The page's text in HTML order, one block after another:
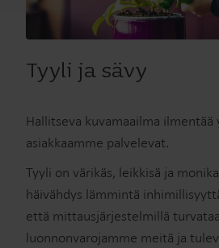
Tyyli ja sävy
Hallitseva kuvamaailma
asiakkaamme palvelevat.
Tyyli on värikäs, leikkisä ja
häivähdys lämmintä
että mittausjärjestelmillä
luonnonvarojamme meitä ja